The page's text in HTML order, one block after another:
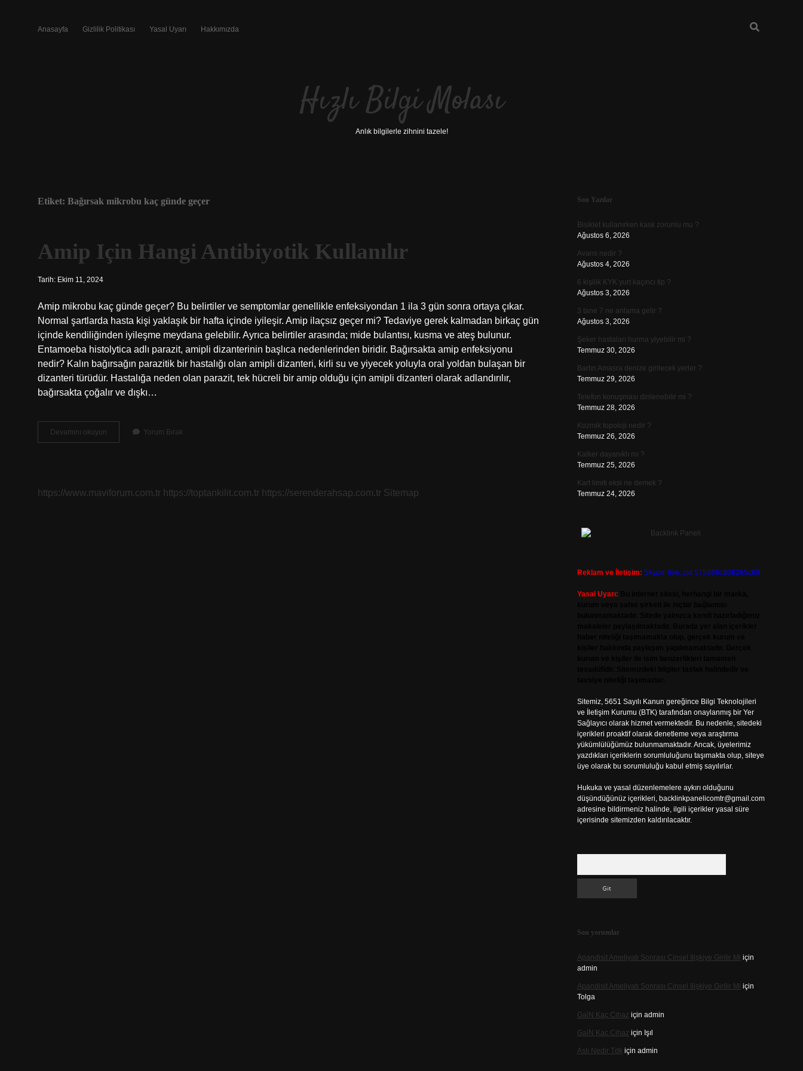
Anasayfa Gizlilik Politikası Yasal Uyarı Hakkımızda
Hızlı Bilgi Molası
Anlık bilgilerle zihnini tazele!
Etiket: Bağırsak mikrobu kaç günde geçer
Amip Için Hangi Antibiyotik Kullanılır
Tarih: Ekim 11, 2024
Amip mikrobu kaç günde geçer? Bu belirtiler ve semptomlar genellikle enfeksiyondan 1 ila 3 gün sonra ortaya çıkar.
Normal şartlarda hasta kişi yaklaşık bir hafta içinde iyileşir. Amip ilaçsız geçer mi? Tedaviye gerek kalmadan birkaç gün
içinde kendiliğinden iyileşme meydana gelebilir. Ayrıca belirtiler arasında; mide bulantısı, kusma ve ateş bulunur.
Entamoeba histolytica adlı parazit, amipli dizanterinin başlıca nedenlerinden biridir. Bağırsakta amip enfeksiyonu
nedir? Kalın bağırsağın parazitik bir hastalığı olan amipli dizanteri, kirli su ve yiyecek yoluyla oral yoldan bulaşan bir
dizanteri türüdür. Hastalığa neden olan parazit, tek hücreli bir amip olduğu için amipli dizanteri olarak adlandırılır,
bağırsakta çoğalır ve dışkı…
Devamını okuyun
Için
Yorum Bırak
https://www.maviforum.com.tr https://toptankilit.com.tr https://serenderahsap.com.tr Sitemap
Sidebar
Son Yazılar
Bisiklet kullanırken kask zorunlu mu ?
Ağustos 6, 2026
Avans nedir ?
Ağustos 4, 2026
6 kişilik KYK yurt kaçıncı tip ?
Ağustos 3, 2026
3 tane 7 ne anlama gelir ?
Ağustos 3, 2026
Şeker hastaları hurma yiyebilir mi ?
Temmuz 30, 2026
Bartın Amasra denize girilecek yerler ?
Temmuz 29, 2026
Telefon konuşması dinlenebilir mi ?
Temmuz 28, 2026
Kozmik topoloji nedir ?
Temmuz 26, 2026
Kalker dayanıklı mı ?
Temmuz 25, 2026
Kart limiti eksi ne demek ?
Temmuz 24, 2026
Reklam ve İletişim: Skype: live:.cid.575569c608265c69
Yasal Uyarı:
Sitemiz, 5651 Sayılı Kanun gereğince Bilgi Teknolojileri
ve İletişim Kurumu (BTK) tarafından onaylanmış bir Yer
Sağlayıcı olarak hizmet vermektedir. Bu nedenle, sitedeki
içerikleri proaktif olarak denetleme veya araştırma
yükümlülüğümüz bulunmamaktadır. Ancak, üyelerimiz
yazdıkları içeriklerin sorumluluğunu taşımakta olup, siteye
üye olarak bu sorumluluğu kabul etmiş sayılırlar.
Hukuka ve yasal düzenlemelere aykırı olduğunu
düşündüğünüz içerikleri, backlinkpanelicomtr@gmail.com
adresine bildirmeniz halinde, ilgili içerikler yasal süre
içerisinde sitemizden kaldırılacaktır.
Son yorumlar
Apandisit Ameliyatı Sonrası Cinsel Ilişkiye Girilir Mi için
admin
Apandisit Ameliyatı Sonrası Cinsel Ilişkiye Girilir Mi için
Tolga
Gai̇N Kaç Cihaz için admin
Gai̇N Kaç Cihaz için Işıl
Aslı Nedir Tdk için admin